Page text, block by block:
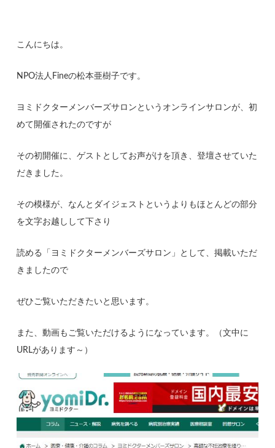
こんにちは。
NPO法人Fineの松本亜樹子です。
ヨミドクターメンバーズサロンというオンラインサロンが、初
めて開催されたのですが
その初開催に、ゲストとしてお声がけを頂き、登壇させていた
だきました。
その模様が、なんとダイジェストというよりもほとんどの部分
を文字お越しして下さり
読める「ヨミドクターメンバーズサロン」として、掲載いただ
きましたので
ぜひご覧いただきたいと思います。
また、動画もご覧いただけるようになっています。（文中に
URLがあります～）